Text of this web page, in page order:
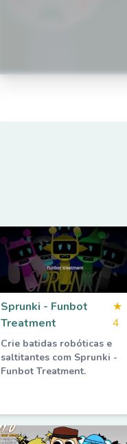
Sprunki - Funbot
Treatment
★
4
Crie batidas robóticas e
saltitantes com Sprunki -
Funbot Treatment.